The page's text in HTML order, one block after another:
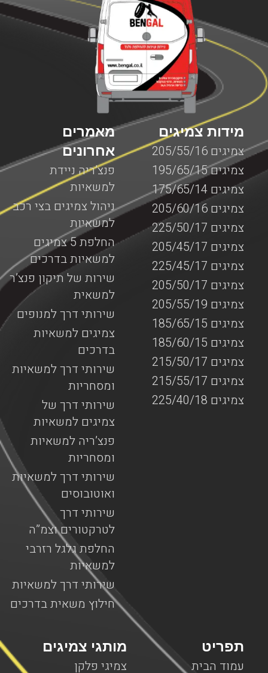
מאמרים
אחרונים
פנצ’ריה ניידת
למשאיות
ניהול צמיגים בצי רכב
למשאיות
החלפת 5 צמיגים
למשאיות בדרכים
שירות של תיקון פנצ’ר
למשאית
שירותי דרך למנופים
צמיגים למשאיות
בדרכים
שירותי דרך למשאיות
ומסחריות
שירותי דרך של
צמיגים למשאיות
פנצ’ריה למשאיות
ומסחריות
שירותי דרך למשאיות
ואוטובוסים
שירותי דרך
לטרקטורים וצמ”ה
החלפת גלגל רזרבי
למשאיות
שירותי דרך למשאיות
חילוץ משאית בדרכים
מידות צמיגים
צמיגים 205/55/16
צמיגים 195/65/15
צמיגים 175/65/14
צמיגים 205/60/16
צמיגים 225/50/17
צמיגים 205/45/17
צמיגים 225/45/17
צמיגים 205/50/17
צמיגים 205/55/19
צמיגים 185/65/15
צמיגים 185/60/15
צמיגים 215/50/17
צמיגים 215/55/17
צמיגים 225/40/18
מותגי צמיגים
צמיגי פלקן
תפריט
עמוד הבית